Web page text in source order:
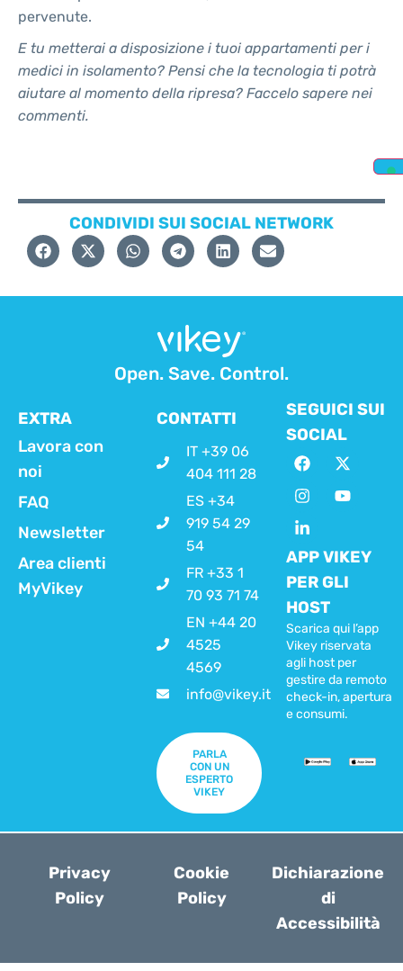
pervenute.
E tu metterai a disposizione i tuoi appartamenti per i
medici in isolamento? Pensi che la tecnologia ti potrà
aiutare al momento della ripresa? Faccelo sapere nei
commenti.
CONDIVIDI SUI SOCIAL NETWORK
Open. Save. Control.
EXTRA
Lavora con
noi
FAQ
Newsletter
Area clienti
MyVikey
CONTATTI
IT +39 06
404 111 28
ES +34
919 54 29
54
FR +33 1
70 93 71 74
EN +44 20
4525
4569
info@vikey.it
PARLA
CON UN
ESPERTO
VIKEY
SEGUICI SUI
SOCIAL
APP VIKEY
PER GLI
HOST
Scarica qui l’app
Vikey riservata
agli host per
gestire da remoto
check-in, apertura
e consumi.
Privacy
Policy
Cookie
Policy
Dichiarazione
di
Accessibilità